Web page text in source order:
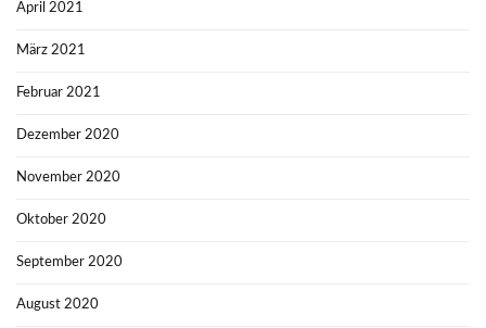
April 2021
März 2021
Februar 2021
Dezember 2020
November 2020
Oktober 2020
September 2020
August 2020